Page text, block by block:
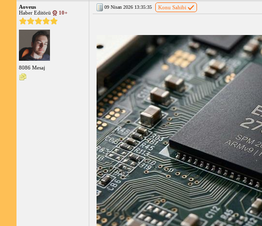
Aoveus
Haber Editörü
10+
8086 Mesaj
09 Nisan 2026 13:35:35 Konu Sahibi